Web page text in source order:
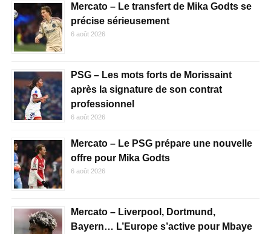
Mercato – Le transfert de Mika Godts se
précise sérieusement
6 août 2026
PSG – Les mots forts de Morissaint
après la signature de son contrat
professionnel
6 août 2026
Mercato – Le PSG prépare une nouvelle
offre pour Mika Godts
6 août 2026
Mercato – Liverpool, Dortmund,
Bayern… L’Europe s’active pour Mbaye